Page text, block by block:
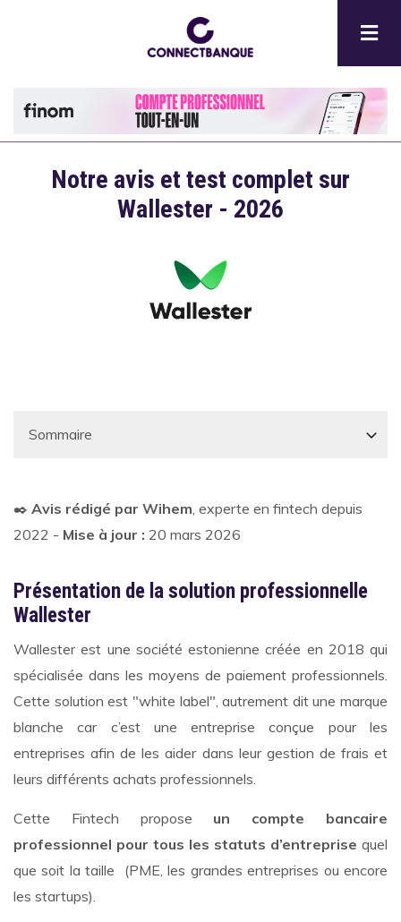
Notre avis et test complet sur
Wallester - 2026
✒️ Avis rédigé par Wihem , experte en fintech depuis
2022 - Mise à jour : 20 mars 2026
Présentation de la solution professionnelle
Wallester
Wallester est une société estonienne créée en 2018 qui
spécialisée dans les moyens de paiement professionnels.
Cette solution est "white label", autrement dit une marque
blanche car c’est une entreprise conçue pour les
entreprises afin de les aider dans leur gestion de frais et
leurs différents achats professionnels.
Cette Fintech propose un compte bancaire
professionnel pour tous les statuts d’entreprise quel
que soit la taille (PME, les grandes entreprises ou encore
les startups).